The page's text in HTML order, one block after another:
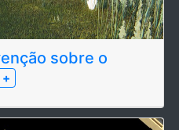
sobre o
+